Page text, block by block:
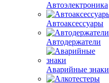
Автоэлектроника
Автоаксессуары
Автодержатели
Аварийные знаки